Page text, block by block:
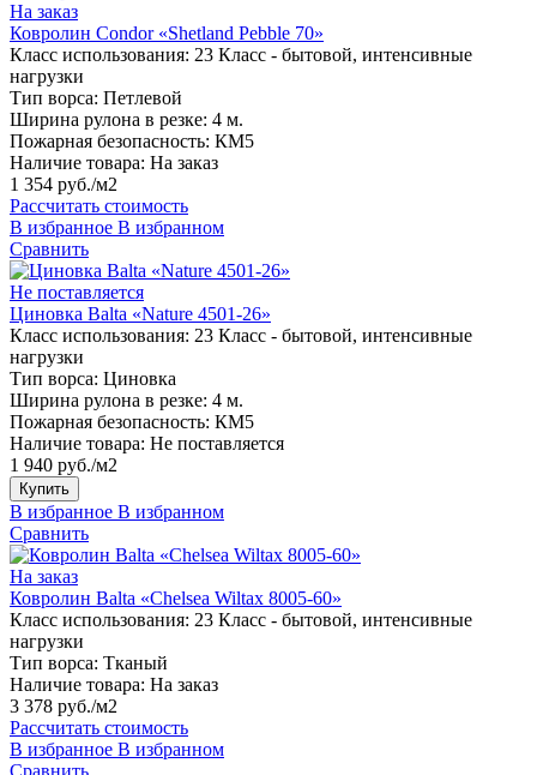
На заказ
Ковролин Condor «Shetland Pebble 70»
Класс использования: 23 Класс - бытовой, интенсивные
нагрузки
Тип ворса: Петлевой
Ширина рулона в резке: 4 м.
Пожарная безопасность: КМ5
Наличие товара: На заказ
1 354 руб./м2
Рассчитать стоимость
В избранное В избранном
Сравнить
Не поставляется
Циновка Balta «Nature 4501-26»
Класс использования: 23 Класс - бытовой, интенсивные
нагрузки
Тип ворса: Циновка
Ширина рулона в резке: 4 м.
Пожарная безопасность: КМ5
Наличие товара: Не поставляется
1 940 руб./м2
Купить
В избранное В избранном
Сравнить
На заказ
Ковролин Balta «Chelsea Wiltax 8005-60»
Класс использования: 23 Класс - бытовой, интенсивные
нагрузки
Тип ворса: Тканый
Наличие товара: На заказ
3 378 руб./м2
Рассчитать стоимость
В избранное В избранном
Сравнить